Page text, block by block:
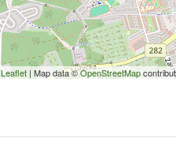
Leaflet | Map data ©OpenStreetMap